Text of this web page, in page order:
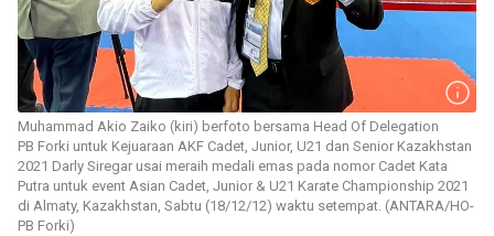
Muhammad Akio Zaiko (kiri) berfoto bersama Head Of Delegation
PB Forki untuk Kejuaraan AKF Cadet, Junior, U21 dan Senior Kazakhstan
2021 Darly Siregar usai meraih medali emas pada nomor Cadet Kata
Putra untuk event Asian Cadet, Junior & U21 Karate Championship 2021
di Almaty, Kazakhstan, Sabtu (18/12/12) waktu setempat. (ANTARA/HO-
PB Forki)